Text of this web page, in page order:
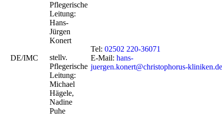
DE/IMC
Pflegerische
Leitung:
Hans-
Jürgen
Konert
stellv.
Pflegerische
Leitung:
Michael
Hägele,
Nadine
Puhe
Tel: 02502 220-36071
E-Mail: hans-
juergen.konert@christophorus-kliniken.de